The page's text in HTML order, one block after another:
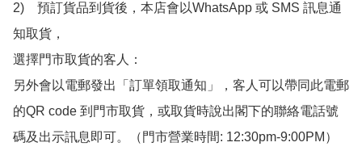
2)　預訂貨品到貨後，本店會以WhatsApp 或 SMS 訊息通
知取貨，
選擇門市取貨的客人：
另外會以電郵發出「訂單領取通知」，客人可以帶同此電郵
的QR code 到門市取貨，或取貨時說出閣下的聯絡電話號
碼及出示訊息即可。（門市營業時間: 12:30pm-9:00PM）